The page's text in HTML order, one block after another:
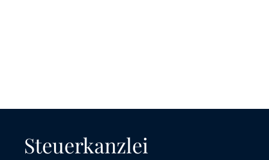
Steuerkanzlei